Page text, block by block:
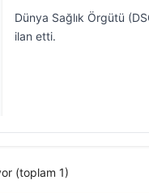
Dünya Sağlık Örgütü
ilan etti.
(toplam 1)